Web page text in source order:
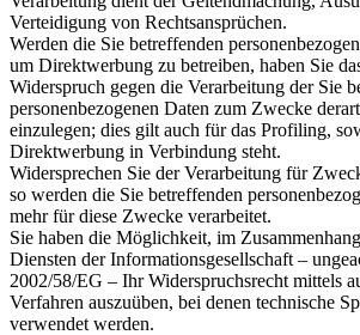
Verteidigung von Rechtsansprüchen.
Werden die Sie betreffenden
um Direktwerbung zu betreiben, haben Sie
Widerspruch gegen die Verarbeitung der Sie
personenbezogenen Daten zum Zwecke
einzulegen; dies gilt auch für das Profiling,
Direktwerbung in Verbindung steht.
Widersprechen Sie der Verarbeitung für
so werden die Sie betreffenden
mehr für diese Zwecke verarbeitet.
Sie haben die Möglichkeit, im
Diensten der Informationsgesellschaft –
2002/58/EG – Ihr Widerspruchsrecht mittels
Verfahren auszuüben, bei denen technische
verwendet werden.